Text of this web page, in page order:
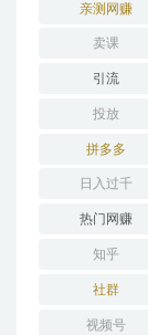
亲测网赚
卖课
引流
投放
拼多多
日入过千
热门网赚
知乎
社群
视频号